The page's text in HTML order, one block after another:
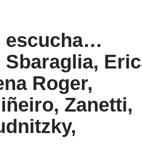
escucha…
Sbaraglia,
Roger,
Zanetti,